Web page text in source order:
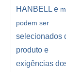
HANBELL e
podem ser
selecionados
produto e
exigências